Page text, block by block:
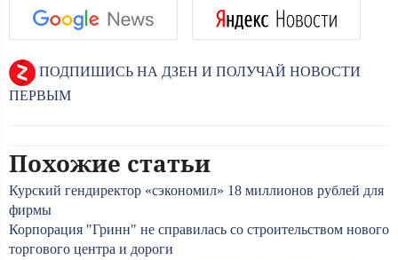
ПОДПИШИСЬ НА ДЗЕН И ПОЛУЧАЙ НОВОСТИ
ПЕРВЫМ
Похожие статьи
Курский гендиректор «сэкономил» 18 миллионов рублей для
фирмы
Корпорация "Гринн" не справилась со строительством нового
торгового центра и дороги